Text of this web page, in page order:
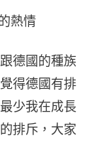
熱情
德國的種族
得德國有排
少我在成長
排斥，大家